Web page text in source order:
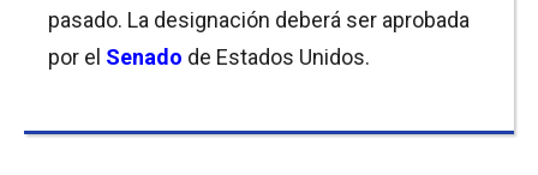
pasado. La designación deberá ser aprobada
por el Senado de Estados Unidos.